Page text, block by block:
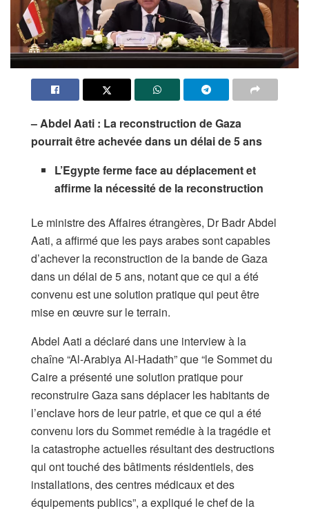
– Abdel Aati : La reconstruction de Gaza
pourrait être achevée dans un délai de 5 ans
L’Egypte ferme face au déplacement et
affirme la nécessité de la reconstruction
Le ministre des Affaires étrangères, Dr Badr Abdel
Aati, a affirmé que les pays arabes sont capables
d’achever la reconstruction de la bande de Gaza
dans un délai de 5 ans, notant que ce qui a été
convenu est une solution pratique qui peut être
mise en œuvre sur le terrain.
Abdel Aati a déclaré dans une interview à la
chaîne “Al-Arabiya Al-Hadath” que “le Sommet du
Caire a présenté une solution pratique pour
reconstruire Gaza sans déplacer les habitants de
l’enclave hors de leur patrie, et que ce qui a été
convenu lors du Sommet remédie à la tragédie et
la catastrophe actuelles résultant des destructions
qui ont touché des bâtiments résidentiels, des
installations, des centres médicaux et des
équipements publics”, a expliqué le chef de la